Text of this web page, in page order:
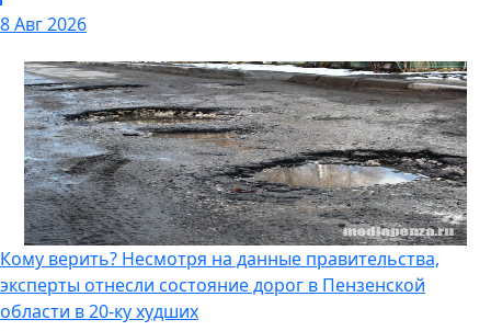
8 Авг 2026
Кому верить? Несмотря на данные правительства,
эксперты отнесли состояние дорог в Пензенской
области в 20-ку худших